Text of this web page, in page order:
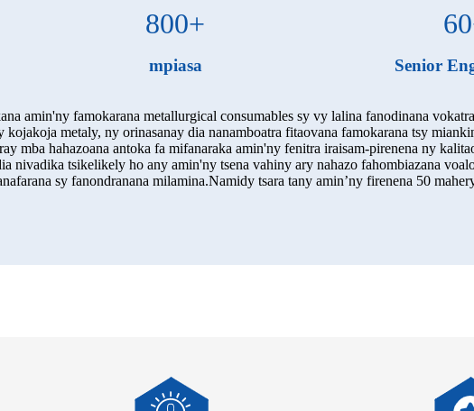
800+
mpiasa
60
Senior
amin'ny famokarana metallurgical consumables sy vy lalina fanodinana
metaly, ny orinasanay dia nanamboatra fitaovana famokarana tsy
mba hahazoana antoka fa mifanaraka amin'ny fenitra iraisam-pirenena ny
nivadika tsikelikely ho any amin'ny tsena vahiny ary nahazo fahombiazana
sy fanondranana milamina.Namidy tsara tany amin’ny firenena 50